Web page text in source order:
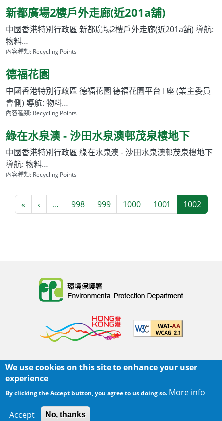
新都廣場2樓戶外走廊(近201a舖)
中國香港特別行政區 新都廣場2樓戶外走廊(近201a舖) 導航:
物料…
內容種類: Recycling Points
德福花園
中國香港特別行政區 德福花園 德福花園平台 I 座 (業主委員
會側) 導航: 物料…
內容種類: Recycling Points
綠在水泉澳 - 沙田水泉澳邨茂泉樓地下
中國香港特別行政區 綠在水泉澳 - 沙田水泉澳邨茂泉樓地下
導航: 物料…
內容種類: Recycling Points
«First page
‹Previous page
… 998 999 1000 1001 1002
主頁 | 網頁指南 | 重要告示 |
私隱政策
Body
覆檢日期:2025-06-02 20:58
We use cookies on this site to enhance your user
experience
By clicking the Accept button, you agree to us doing so. More info
Accept No, thanks